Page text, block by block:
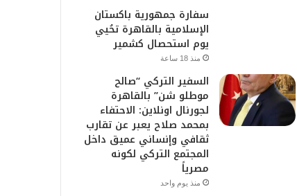
سفارة جمهورية باكستان
الإسلامية بالقاهرة تحُيي
يوم استحصال كشمير
منذ 18 ساعة
السفير التركي “صالح
موطلو شن” بالقاهرة
لجورنال اونلاين: الاحتفاء
بمحمد صلاح يعبر عن تقارب
ثقافي وإنساني عميق داخل
المجتمع التركي لكونه
مصرياً
منذ يوم واحد